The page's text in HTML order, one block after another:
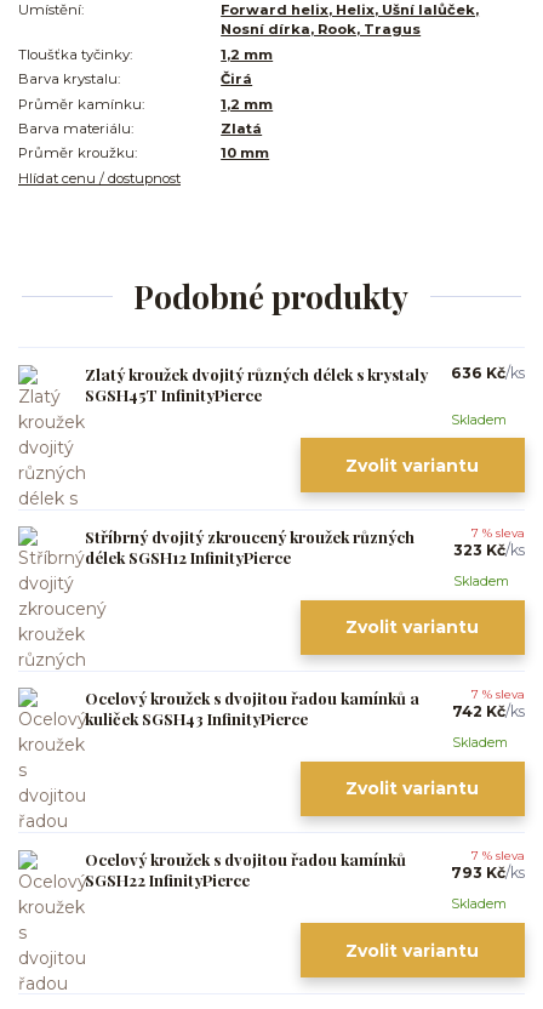
Umístění:
Forward helix, Helix, Ušní lalůček,
Nosní dírka, Rook, Tragus
Tloušťka tyčinky:
1,2 mm
Barva krystalu:
Čirá
Průměr kamínku:
1,2 mm
Barva materiálu:
Zlatá
Průměr kroužku:
10 mm
Hlídat cenu / dostupnost
Podobné produkty
Zlatý kroužek dvojitý různých délek s krystaly
SGSH45T InfinityPierce
636 Kč/ks
Skladem
Zvolit variantu
Stříbrný dvojitý zkroucený kroužek různých
délek SGSH12 InfinityPierce
7 % sleva
323 Kč/ks
Skladem
Zvolit variantu
Ocelový kroužek s dvojitou řadou kamínků a
kuliček SGSH43 InfinityPierce
7 % sleva
742 Kč/ks
Skladem
Zvolit variantu
Ocelový kroužek s dvojitou řadou kamínků
SGSH22 InfinityPierce
7 % sleva
793 Kč/ks
Skladem
Zvolit variantu